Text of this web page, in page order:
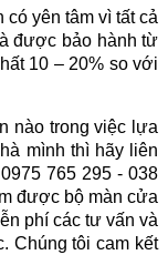
có yên tâm vì tất cả
được bảo hành từ
10 – 20% so với
nào trong việc lựa
mình thì hãy liên
765 295 - 038
được bộ màn cửa
phí các tư vấn và
Chúng tôi cam kết